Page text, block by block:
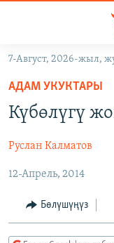
Навигацияга
өтүңүз
Издөөгө
салыңыз
КЫРГЫЗСТАН
КЫРГЫЗСТАН
САЯСАТ
ЭКОНОМИКА
МАДАНИЯТ
ДҮЙНӨ
ДҮЙНӨ
БОРБОР АЗИЯ
УКРАИНА
АТАЙЫН ИЛИКТӨӨ
ТВ ПРОГРАММАЛАР
БҮГҮН АЗАТТЫКТА
ПОДКАСТ
7-Август, 2026-жыл,
АДАМ УКУКТАРЫ
Күбөлүгү
Руслан Калматов
12-Апрель, 2014
Бөлүшүңүз